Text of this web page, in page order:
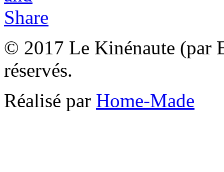
© 2017 Le Kinénaute (par
réservés.
Réalisé par Home-Made